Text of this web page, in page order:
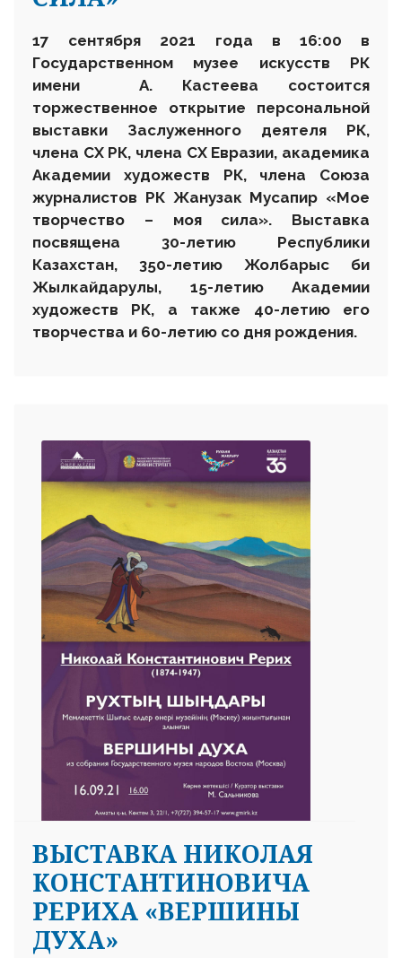
17 сентября 2021 года в 16:00 в
Государственном музее искусств РК
имени А. Кастеева состоится
торжественное открытие персональной
выставки Заслуженного деятеля РК,
члена СХ РК, члена СХ Евразии, академика
Академии художеств РК, члена Союза
журналистов РК Жанузак Мусапир «Мое
творчество – моя сила». Выставка
посвящена 30-летию Республики
Казахстан, 350-летию Жолбарыс би
Жылкайдарулы, 15-летию Академии
художеств РК, а также 40-летию его
творчества и 60-летию со дня рождения.
ВЫСТАВКА НИКОЛАЯ
КОНСТАНТИНОВИЧА
РЕРИХА «ВЕРШИНЫ
ДУХА»